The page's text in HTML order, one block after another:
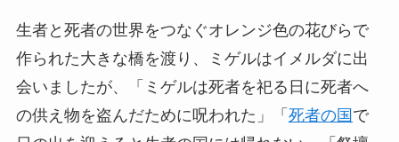
生者と死者の世界をつなぐオレンジ色の花びらで
作られた大きな橋を渡り、ミゲルはイメルダに出
会いましたが、「ミゲルは死者を祀る日に死者へ
の供え物を盗んだために呪われた」「 死者の国 で